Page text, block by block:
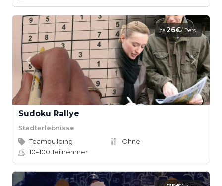
ca.26€/ Pers.
Sudoku Rallye
Stadterlebnisse
Teambuilding
Ohne
10–100Teilnehmer